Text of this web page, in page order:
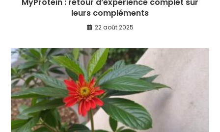
leurs compléments
22 août 2025